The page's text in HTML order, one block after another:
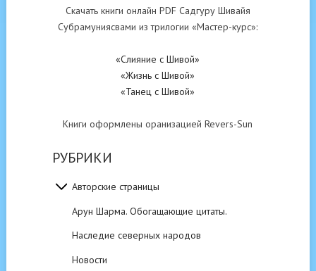
Скачать книги онлайн PDF Садгуру Шивайя
Субрамуниясвами из трилогии «Мастер-курс»:
«Слияние с Шивой»
«Жизнь с Шивой»
«Танец с Шивой»
Книги оформлены оранизацией Revers-Sun
РУБРИКИ
Авторские страницы
Арун Шарма. Обогащающие цитаты.
Наследие северных народов
Новости